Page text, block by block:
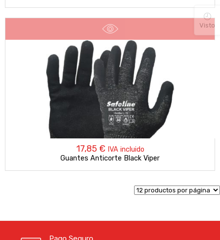
17,85 € IVA incluido
Guantes Anticorte Black Viper
Visto